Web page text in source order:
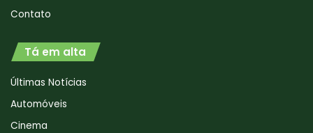
Contato
Tá em alta
Últimas Notícias
Automóveis
Cinema